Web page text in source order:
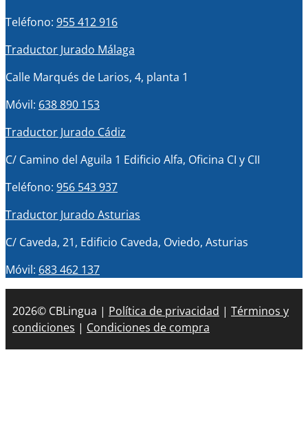
Teléfono: 955 412 916
Traductor Jurado Málaga
Calle Marqués de Larios, 4, planta 1
Móvil: 638 890 153
Traductor Jurado Cádiz
C/ Camino del Aguila 1 Edificio Alfa, Oficina CI y CII
Teléfono: 956 543 937
Traductor Jurado Asturias
C/ Caveda, 21, Edificio Caveda, Oviedo, Asturias
Móvil: 683 462 137
2026© CBLingua | Política de privacidad | Términos y
condiciones | Condiciones de compra